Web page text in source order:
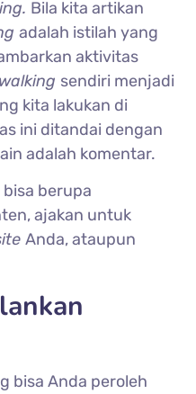
Bila kita artikan
adalah istilah yang
aktivitas
sendiri menjadi
kita lakukan di
ini ditandai dengan
adalah komentar.
berupa
ajakan untuk
Anda, ataupun
bisa Anda peroleh